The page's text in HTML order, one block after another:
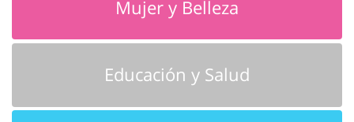
Mujer y Belleza
Educación y Salud